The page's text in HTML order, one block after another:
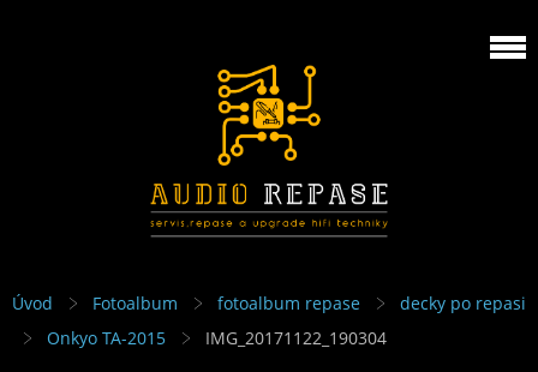
Úvod Fotoalbum fotoalbum repase
decky po repasi
Onkyo TA-2015
IMG_20171122_190304